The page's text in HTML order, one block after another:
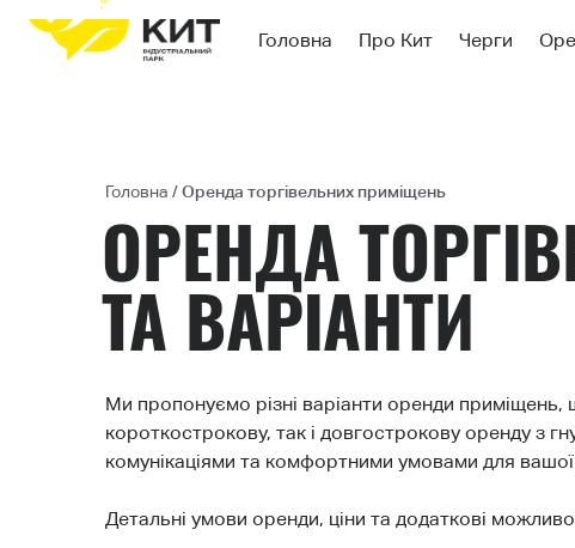
Головна Про Кит Черги
Головна /Оренда торгівельних приміщень
ОРЕНДА
ТА ВАРІАНТИ
Ми пропонуємо різні варіанти оренди
короткострокову, так і довгострокову оренду з
комунікаціями та комфортними умовами для вашої
Детальні умови оренди, ціни та додаткові